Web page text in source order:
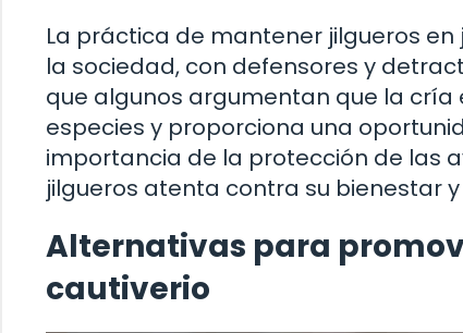
La práctica de mantener jilgueros
la sociedad, con defensores y
que algunos argumentan que la cría
especies y proporciona una
importancia de la protección de las
jilgueros atenta contra su bienestar
Alternativas para
cautiverio